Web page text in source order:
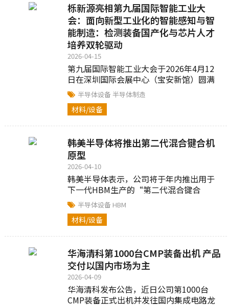
栎新源亮相第九届国际智能工业大
会：面向新型工业化的智能感知与智
能制造：检测装备国产化与芯片人才
培养双轮驱动
2026-04-15
第九届国际智能工业大会于2026年4月12
日在深圳国际会展中心（宝安新馆）圆满
落幕，深圳市栎新源科技有限公司受邀出
席并作专题报告，围绕...
半导体设备半导体制造
材料/设备
韩美半导体将推出第二代混合键合机
原型
2026-04-10
韩美半导体表示，公司将于年内推出用于
下一代HBM生产的“第二代混合键合
机”原型机，并开始与客户合作...
半导体设备 HBM
材料/设备
华海清科第1000台CMP装备出机 产品
交付以国内市场为主
2026-04-09
华海清科发布公告，近日公司第1000台
CMP装备正式出机并发往国内集成电路龙